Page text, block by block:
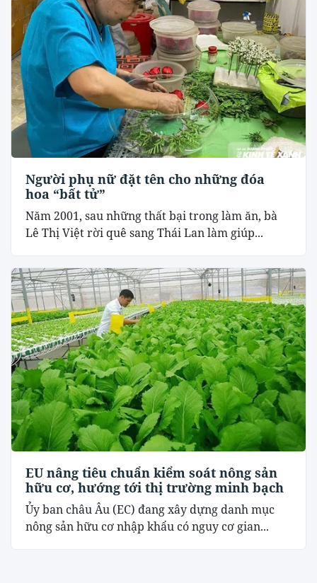
Người phụ nữ đặt tên cho những đóa
hoa “bất tử”
Năm 2001, sau những thất bại trong làm ăn, bà
Lê Thị Việt rời quê sang Thái Lan làm giúp...
EU nâng tiêu chuẩn kiểm soát nông sản
hữu cơ, hướng tới thị trường minh bạch
Ủy ban châu Âu (EC) đang xây dựng danh mục
nông sản hữu cơ nhập khẩu có nguy cơ gian...